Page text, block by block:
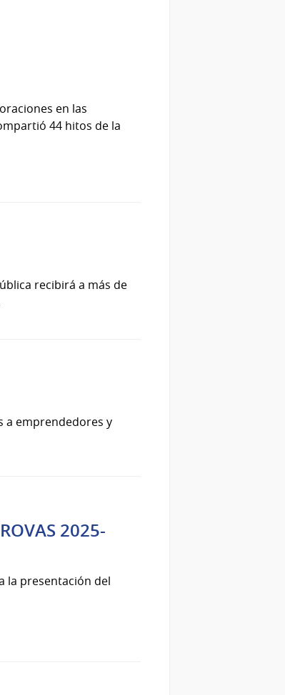
en las
44 hitos de la
recibirá a más de
a emprendedores y
2025-
la presentación del